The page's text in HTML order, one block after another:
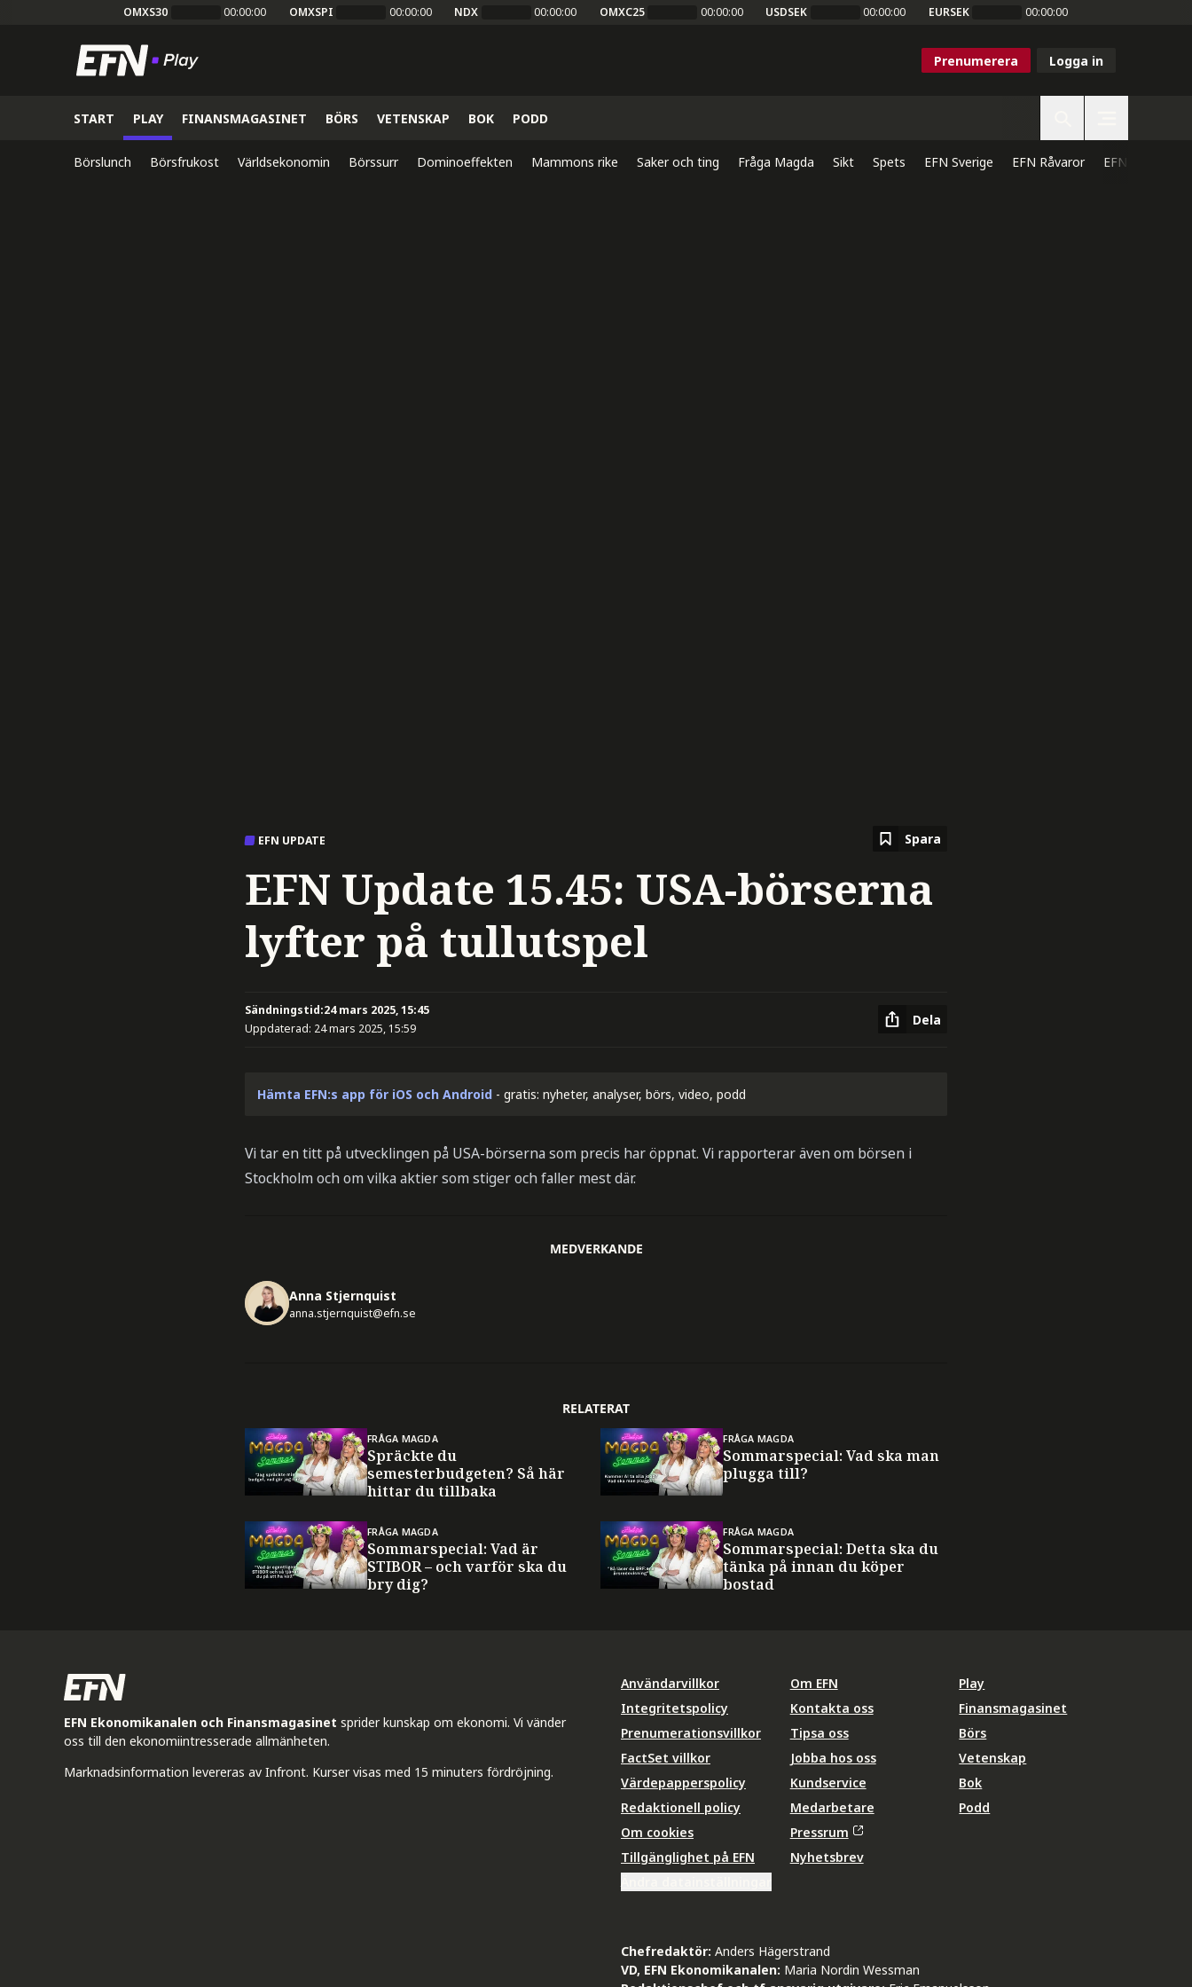
OMXS30 00:00:00 OMXSPI 00:00:00 NDX 00:00:00 OMXC25 00:00:00 USDSEK 00:00:00 EURSEK 00:00:00
Prenumerera Logga in
START PLAY FINANSMAGASINET BÖRS VETENSKAP BOK PODD
Börslunch Börsfrukost Världsekonomin Börssurr Dominoeffekten Mammons rike Saker och ting Fråga Magda Sikt Spets EFN Sverige EFN Råvaror EFN Direkt
EFN UPDATE Spara
EFN Update 15.45: USA-börserna
lyfter på tullutspel
Sändningstid:24 mars 2025, 15:45
Uppdaterad: 24 mars 2025, 15:59
Dela
Hämta EFN:s app för iOS och Android - gratis: nyheter, analyser, börs, video, podd
Vi tar en titt på utvecklingen på USA-börserna som precis har öppnat. Vi rapporterar även om börsen i
Stockholm och om vilka aktier som stiger och faller mest där.
MEDVERKANDE
Anna Stjernquist
anna.stjernquist@efn.se
RELATERAT
FRÅGA MAGDA
Spräckte du
semesterbudgeten? Så här
hittar du tillbaka
FRÅGA MAGDA
Sommarspecial: Vad ska man
plugga till?
FRÅGA MAGDA
Sommarspecial: Vad är
STIBOR – och varför ska du
bry dig?
FRÅGA MAGDA
Sommarspecial: Detta ska du
tänka på innan du köper
bostad
EFN Ekonomikanalen och Finansmagasinet sprider kunskap om ekonomi. Vi vänder
oss till den ekonomiintresserade allmänheten.
Marknadsinformation levereras av Infront. Kurser visas med 15 minuters fördröjning.
Användarvillkor
Integritetspolicy
Prenumerationsvillkor
FactSet villkor
Värdepapperspolicy
Redaktionell policy
Om cookies
Tillgänglighet på EFN
Om EFN
Kontakta oss
Tipsa oss
Jobba hos oss
Kundservice
Medarbetare
Pressrum
Nyhetsbrev
Play
Finansmagasinet
Börs
Vetenskap
Bok
Podd
Chefredaktör: Anders Hägerstrand
VD, EFN Ekonomikanalen: Maria Nordin Wessman